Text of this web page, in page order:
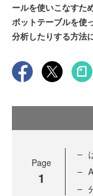
ールを使いこなすた
ボットテーブルを使
分析したりする方法
Page
1